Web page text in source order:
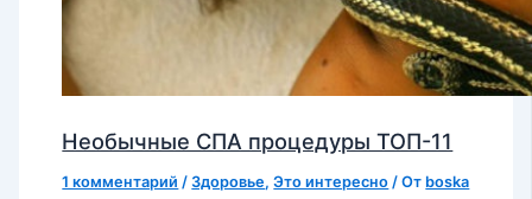
Необычные СПА процедуры ТОП-11
1 комментарий /Здоровье,Это интересно / От boska